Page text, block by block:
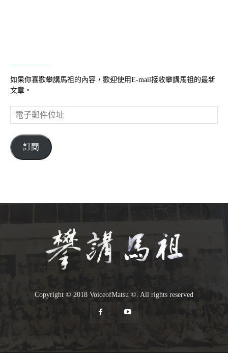
如果你喜歡攀講馬祖的內容，歡迎使用E-mail接收攀講馬祖的最新
文章。
電
子
件
位
訂閱
Copyright © 2018 VoiceofMatsu ©. All rights reserved